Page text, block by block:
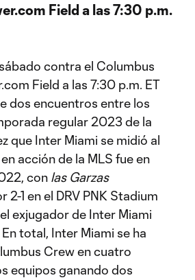
Field a las 7:30 p.m.
contra el Columbus
Field a las 7:30 p.m. ET
dos encuentros entre los
regular 2023 de la
que Inter Miami se midió al
acción de la MLS fue en
con las Garzas
2-1 en el DRV PNK Stadium
exjugador de Inter Miami
total, Inter Miami se ha
Crew en cuatro
equipos ganando dos